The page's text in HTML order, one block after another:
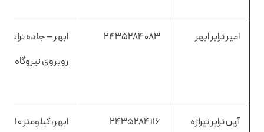
امیر ترابر ابهر 2435284083
ابهر – جاده
روبروی نیروگاه برق
آرین ترابر تیراژه 2435284116